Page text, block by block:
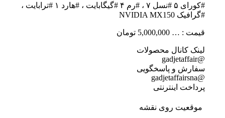
#کورای ۵ #نسل ۷ ، #رم ۴ #گیگابایت ، #هارد ۱ #ترابایت ،
#گرافیک NVIDIA MX150
قیمت : … 5,000,000 تومان
لینک کانال محصولات
@gadjetaffair
سفارش و پاسخگویی
@gadjetaffairsna
پرداخت اینترنتی
موقعیت روی نقشه